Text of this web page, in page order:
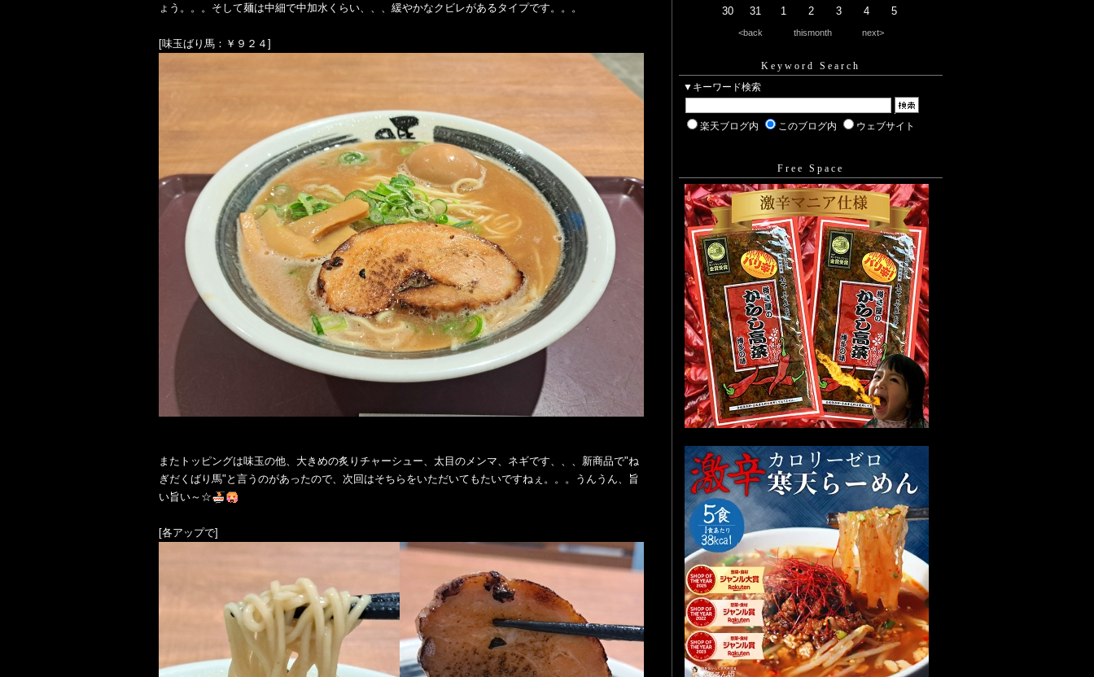
ょう。。。そして麺は中細で中加水くらい、、、緩やかなクビレがあるタイプです。。。
[味玉ばり馬：￥９２４]
またトッピングは味玉の他、大きめの炙りチャーシュー、太目のメンマ、ネギです、、、新商品で"ね
ぎだくばり馬"と言うのがあったので、次回はそちらをいただいてもたいですねぇ。。。うんうん、旨
い旨い～☆
[各アップで]
30
31 1 2 3 4 5
<back thismonth next>
Keyword Search
▼キーワード検索
楽天ブログ内 このブログ内 ウェブサイト
Free Space